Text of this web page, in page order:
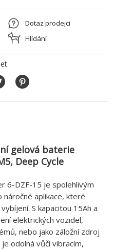
Dotaz prodejci
Hlídání
gelová baterie
Deep Cycle
6-DZF-15 je spolehlivým
aplikace, které
S kapacitou 15Ah a
elektrických vozidel,
nebo jako záložní zdroj
odolná vůči vibracím,